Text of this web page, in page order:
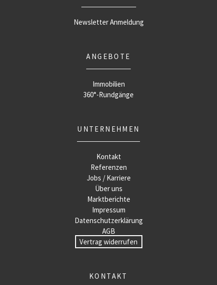
Newsletter Anmeldung
ANGEBOTE
Immobilien
360°-Rundgänge
UNTERNEHMEN
Kontakt
Referenzen
Jobs / Karriere
Über uns
Marktberichte
Impressum
Datenschutzerklärung
AGB
Vertrag widerrufen
KONTAKT